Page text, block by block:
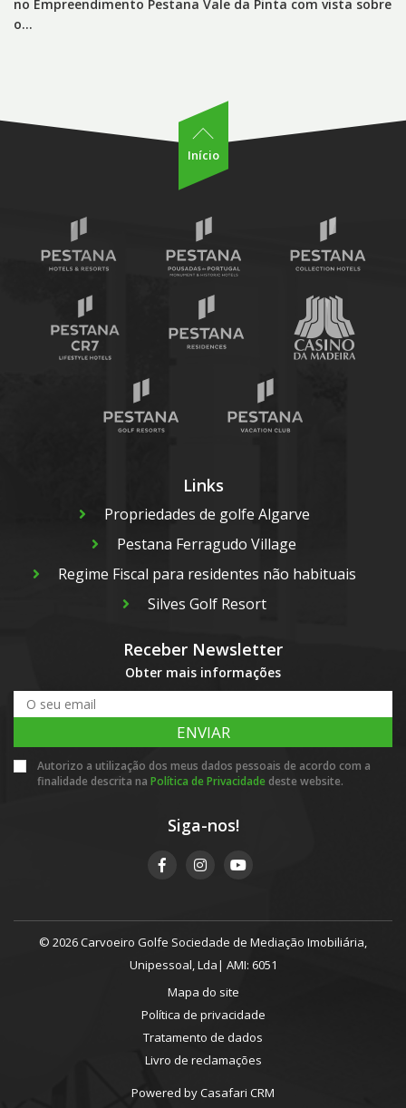
no Empreendimento Pestana Vale da Pinta com vista sobre
o…
Início
Links
Propriedades de golfe Algarve
Pestana Ferragudo Village
Regime Fiscal para residentes não habituais
Silves Golf Resort
Receber Newsletter
Obter mais informações
ENVIAR
Autorizo a utilização dos meus dados pessoais de acordo com a
finalidade descrita na Política de Privacidade deste website.
Siga-nos!
© 2026 Carvoeiro Golfe Sociedade de Mediação Imobiliária,
Unipessoal, Lda| AMI: 6051
Mapa do site
Política de privacidade
Tratamento de dados
Livro de reclamações
Powered byCasafari CRM